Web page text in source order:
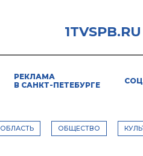
1TVSPB.RU
РЕКЛАМА
В САНКТ-ПЕТЕБУРГЕ
ОБЛАСТЬ ОБЩЕСТВО